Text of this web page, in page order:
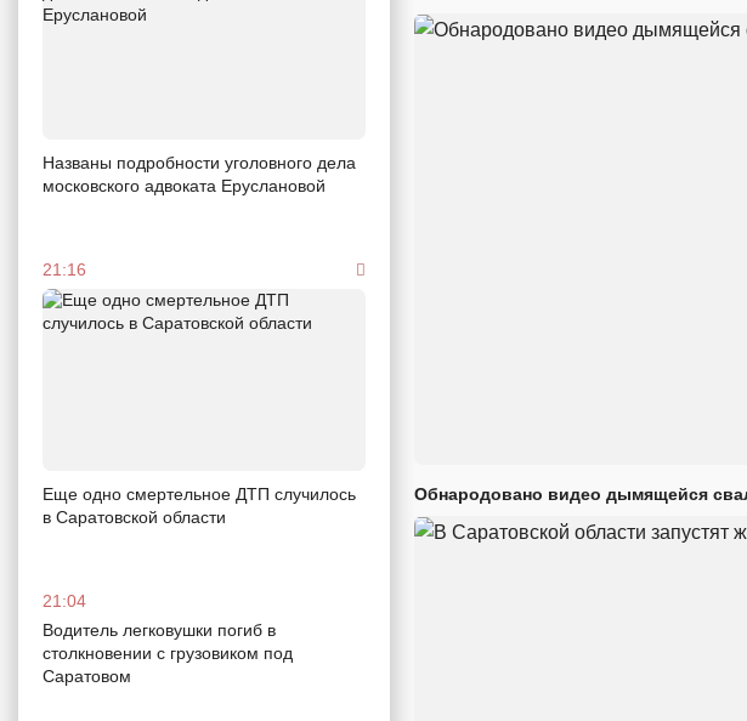
Названы подробности уголовного дела
московского адвоката Еруслановой
21:16
Еще одно смертельное ДТП случилось
в Саратовской области
21:04
Водитель легковушки погиб в
столкновении с грузовиком под
Саратовом
Обнародовано видео дымящейся